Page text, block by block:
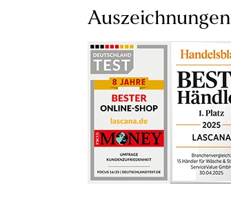
Auszeichnungen